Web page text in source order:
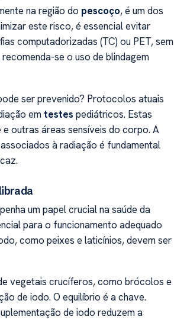
na região do pescoço, é um dos
este risco, é essencial evitar
computadorizadas (TC) ou PET, sem
se o uso de blindagem
ser prevenido? Protocolos atuais
emtestes pediátricos. Estas
outras áreas sensíveis do corpo. A
à radiação é fundamental
um papel crucial na saúde da
para o funcionamento adequado
como peixes e laticínios, devem ser
vegetais crucíferos, como brócolos e
de iodo. O equilíbrio é a chave.
de iodo reduzem a